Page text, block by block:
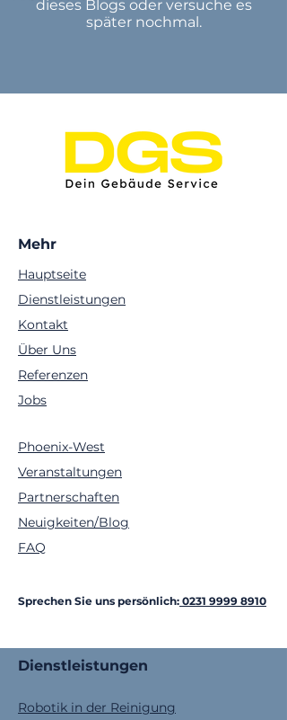
dieses Blogs oder versuche es
später nochmal.
Mehr
Hauptseite
Dienstleistungen
Kontakt
Über Uns
Referenzen
Jobs
Phoenix-West
Veranstaltungen
Partnerschaften
Neuigkeiten/Blog
FAQ
Sprechen Sie uns persönlich: 0231 9999 8910
Dienstleistungen
Robotik in der Reinigung